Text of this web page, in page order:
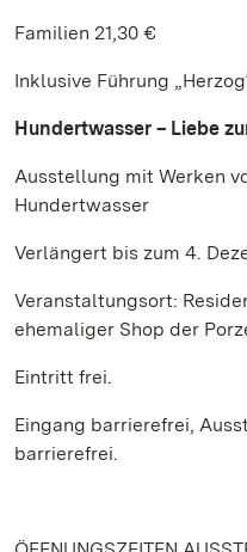
Familien 21,30 €
Inklusive Führung
Hundertwasser – Liebe
Ausstellung mit Werken
Hundertwasser
Verlängert bis zum 4.
Veranstaltungsort:
ehemaliger Shop der
Eintritt frei.
Eingang barrierefrei,
barrierefrei.